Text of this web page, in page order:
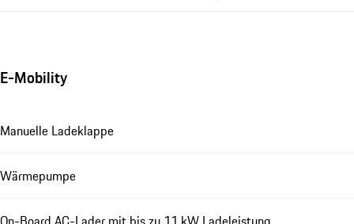
E-Mobility
Manuelle Ladeklappe
Wärmepumpe